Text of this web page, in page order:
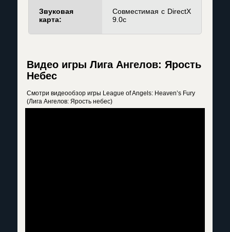
Звуковая
карта:
Совместимая с DirectX
9.0c
Видео игры Лига Ангелов: Ярость
Небес
Смотри видеообзор игры League of Angels: Heaven’s Fury
(Лига Ангелов: Ярость небес)